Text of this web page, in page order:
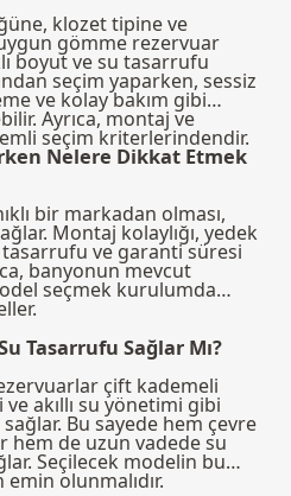
klozet tipine ve
uygun gömme rezervuar
boyut ve su tasarrufu
seçim yaparken, sessiz
ve kolay bakım gibi
Ayrıca, montaj ve
seçim kriterlerindendir.
Nelere Dikkat Etmek
bir markadan olması,
Montaj kolaylığı, yedek
ve garanti süresi
banyonun mevcut
seçmek kurulumda
Tasarrufu Sağlar Mı?
çift kademeli
akıllı su yönetimi gibi
Bu sayede hem çevre
hem de uzun vadede su
Seçilecek modelin bu
olunmalıdır.